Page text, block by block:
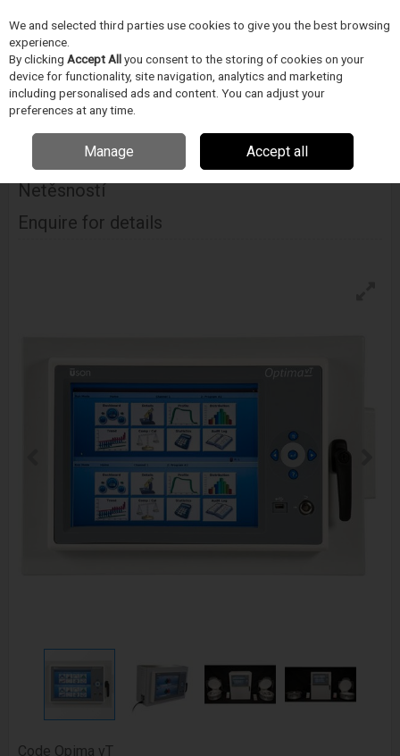
Skip to content
Menu
Home INSPEKCE A MERENÍ
Uson Optima Vt, Konfigurovatelný Měřič
Netěsností
Enquire for details
Code Opima vT
We and selected third parties use cookies to give you the best browsing
experience.
By clicking Accept Allyou consent to the storing of cookies on your
device for functionality, site navigation, analytics and marketing
including personalised ads and content. You can adjust your
preferences at any time.
Manage Accept all